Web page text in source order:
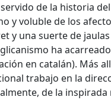
de la historia
y voluble de los
y una suerte de
ha
en catalán). Más
trabajo en la
de la inspirada